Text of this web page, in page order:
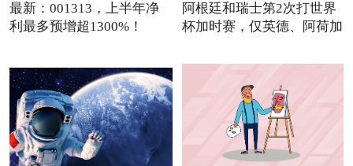
最新：001313，上半年净
利最多预增超1300%！
阿根廷和瑞士第2次打世界
杯加时赛，仅英德、阿荷加